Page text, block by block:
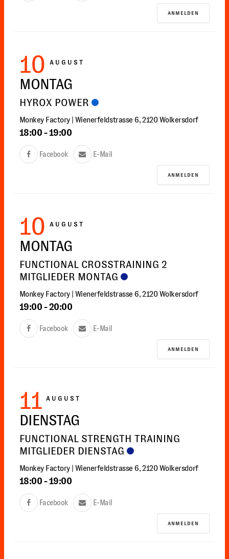
ANMELDEN
10 AUGUST
MONTAG
HYROX POWER
Monkey Factory | Wienerfeldstrasse 6, 2120 Wolkersdorf
18:00 -19:00
Facebook E-Mail
ANMELDEN
10 AUGUST
MONTAG
FUNCTIONAL CROSSTRAINING 2
MITGLIEDER MONTAG
Monkey Factory | Wienerfeldstrasse 6, 2120 Wolkersdorf
19:00 -20:00
Facebook E-Mail
ANMELDEN
11 AUGUST
DIENSTAG
FUNCTIONAL STRENGTH TRAINING
MITGLIEDER DIENSTAG
Monkey Factory | Wienerfeldstrasse 6, 2120 Wolkersdorf
18:00 -19:00
Facebook E-Mail
ANMELDEN